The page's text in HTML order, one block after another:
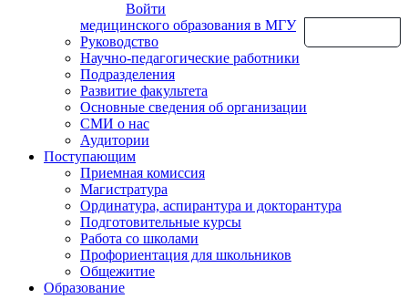
Войти
медицинского образования в МГУ
Руководство
Научно-педагогические работники
Подразделения
Развитие факультета
Основные сведения об организации
СМИ о нас
Аудитории
Поступающим
Приемная комиссия
Магистратура
Ординатура, аспирантура и докторантура
Подготовительные курсы
Работа со школами
Профориентация для школьников
Общежитие
Образование